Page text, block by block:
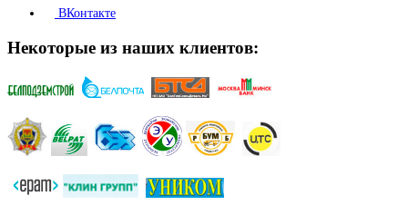
ВКонтакте
Некоторые из наших клиентов: